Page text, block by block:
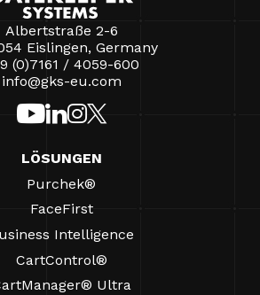
Albertstraße 2-6
Eislingen, Germany
(0)7161 / 4059-600
info@gks-eu.com
LÖSUNGEN
Purchek®
FaceFirst
Intelligence
CartControl®
Ultra